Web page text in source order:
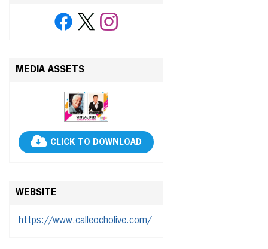
MEDIA ASSETS
CLICK TO DOWNLOAD
WEBSITE
https://www.calleocholive.com/